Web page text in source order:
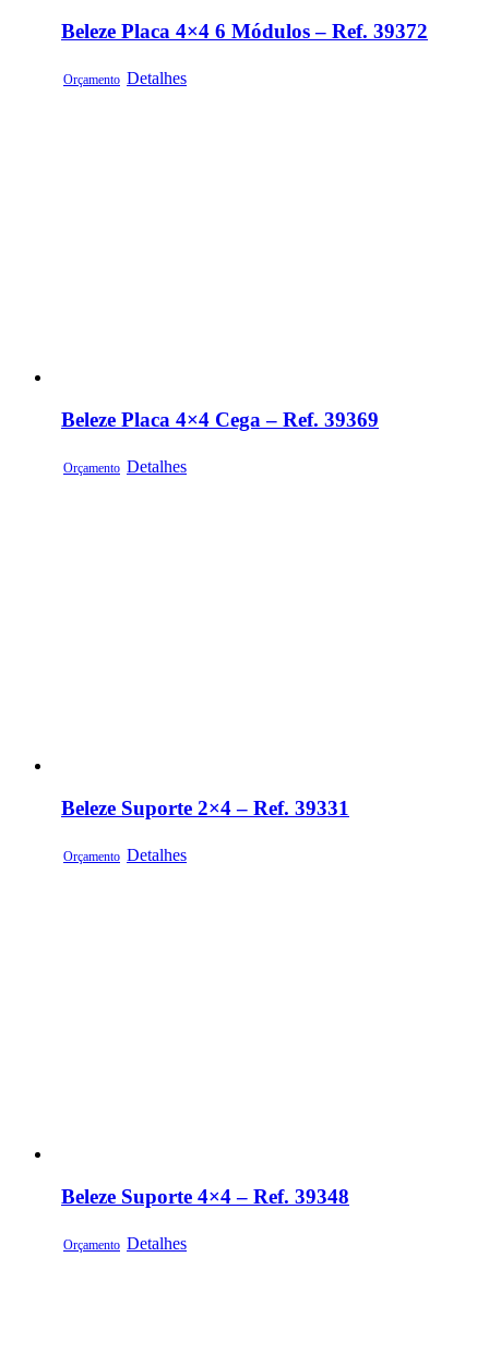
Beleze Placa 4×4 6 Módulos – Ref. 39372
Orçamento Detalhes
Beleze Placa 4×4 Cega – Ref. 39369
Orçamento Detalhes
Beleze Suporte 2×4 – Ref. 39331
Orçamento Detalhes
Beleze Suporte 4×4 – Ref. 39348
Orçamento Detalhes